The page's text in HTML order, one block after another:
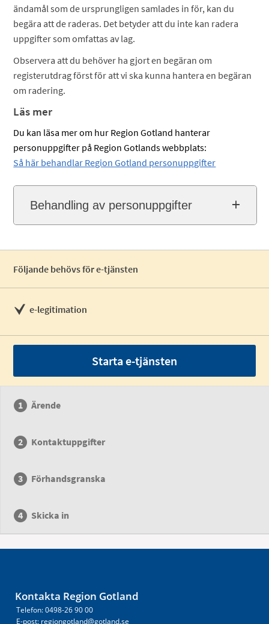
ändamål som de ursprungligen samlades in för, kan du
begära att de raderas. Det betyder att du inte kan radera
uppgifter som omfattas av lag.
Observera att du behöver ha gjort en begäran om
registerutdrag först för att vi ska kunna hantera en begäran
om radering.
Läs mer
Du kan läsa mer om hur Region Gotland hanterar
personuppgifter på Region Gotlands webbplats:
Så här behandlar Region Gotland personuppgifter
Behandling av personuppgifter
Följande behövs för e-tjänsten
e-legitimation
Starta e-tjänsten
Ärende
Kontaktuppgifter
Förhandsgranska
Skicka in
Kontakta Region Gotland
Telefon: 0498-26 90 00
E-post: regiongotland@gotland.se